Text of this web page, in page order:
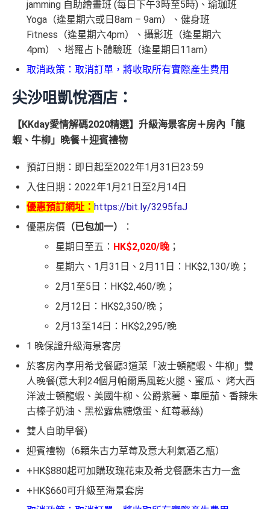
jamming 自助繪畫班 (每日下午3時至5時)、瑜珈班
Yoga（逢星期六或日8am – 9am）、健身班
Fitness（逢星期六4pm）、攝影班（逢星期六
4pm）、塔羅占卜體驗班（逢星期日11am）
取消政策：取消訂單，將收取所有實際產生費用
尖沙咀凱悅酒店：
【KKday愛情解碼2020精選】升級海景客房＋房內「龍
蝦、牛柳」晚餐＋迎賓禮物
預訂日期：即日起至2022年1月31日23:59
入住日期：2022年1月21日至2月14日
優惠預訂網址： https://bit.ly/3295faJ
優惠房價 （已包加一）
：
星期日至五： HK$2,020/晚 ；
星期六、1月31日、2月11日：HK$2,130/晚；
2月1至5日：HK$2,460/晚；
2月12日：HK$2,350/晚；
2月13至14日：HK$2,295/晚
1 晚保證升級海景客房
於客房內享用希戈餐廳3道菜「波士頓龍蝦、牛柳」雙
人晚餐(意大利24個月帕爾馬風乾火腿、蜜瓜、 烤大西
洋波士頓龍蝦、美國牛柳、公爵紫薯、車厘茄、香辣朱
古榛子奶油、黑松露焦糖燉蛋、紅莓慕絲)
雙人自助早餐)
迎賓禮物（6顆朱古力草莓及意大利氣酒乙瓶）
+HK$880起可加購玫瑰花束及希戈餐廳朱古力一盒
+HK$660可升級至海景套房